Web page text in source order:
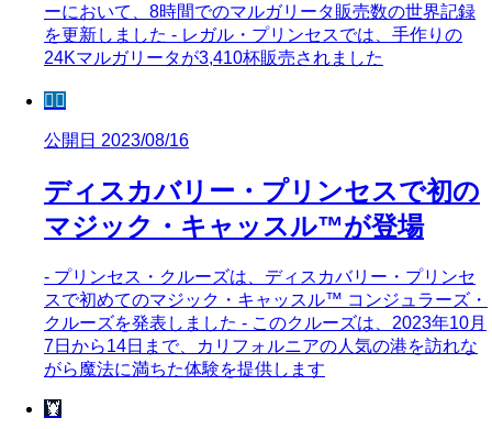
ーにおいて、8時間でのマルガリータ販売数の世界記録
を更新しました - レガル・プリンセスでは、手作りの
24Kマルガリータが3,410杯販売されました
🧜‍♀️
公開日 2023/08/16
ディスカバリー・プリンセスで初の
マジック・キャッスル™が登場
- プリンセス・クルーズは、ディスカバリー・プリンセ
スで初めてのマジック・キャッスル™ コンジュラーズ・
クルーズを発表しました - このクルーズは、2023年10月
7日から14日まで、カリフォルニアの人気の港を訪れな
がら魔法に満ちた体験を提供します
🦞